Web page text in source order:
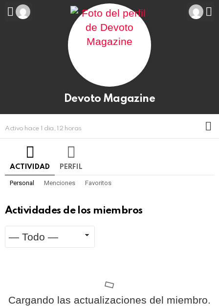
Devoto Magazine
Activo hace 1 dia, 12 horas
ACTIVIDAD PERFIL
Personal Menciones Favoritos
Actividades de los miembros
RSS
Cargando las actualizaciones del miembro.